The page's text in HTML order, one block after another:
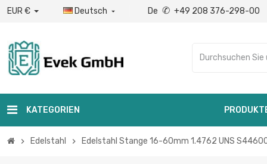
EUR € Deutsch  De ✆ +49 208 376-298-00
KATEGORIEN
chevron_right Edelstahl chevron_right Edelstahl Stange 16-60mm 1.4762 UNS